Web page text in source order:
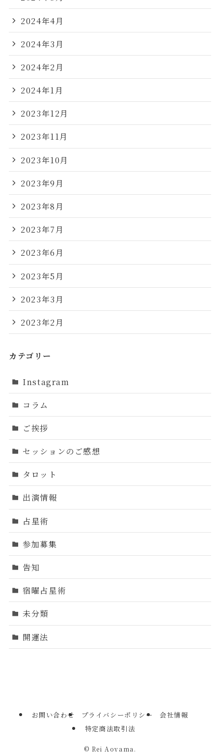
2024年4月
2024年3月
2024年2月
2024年1月
2023年12月
2023年11月
2023年10月
2023年9月
2023年8月
2023年7月
2023年6月
2023年5月
2023年3月
2023年2月
カテゴリー
Instagram
コラム
ご挨拶
セッションのご感想
タロット
出演情報
占星術
参加募集
告知
宿曜占星術
未分類
開運法
お問い合わせ プライバシーポリシー
会社情報
特定商法取引法
© Rei Aoyama.